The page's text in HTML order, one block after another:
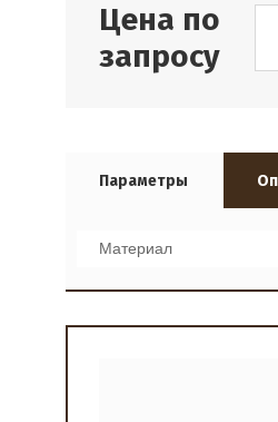
Цена по
запросу
Параметры
Материал